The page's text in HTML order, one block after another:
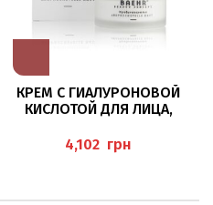
КРЕМ С ГИАЛУРОНОВОЙ
КИСЛОТОЙ ДЛЯ ЛИЦА,
BAEHRгрн